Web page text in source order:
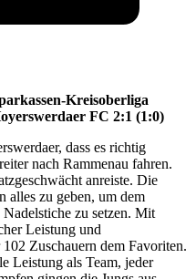
Kreisoberliga
FC 2:1 (1:0)
dass es richtig
nach Rammenau fahren.
anreiste. Die
alles zu geben, um dem
zu setzen. Mit
Leistung und
Zuschauern dem Favoriten.
Leistung als Team, jeder